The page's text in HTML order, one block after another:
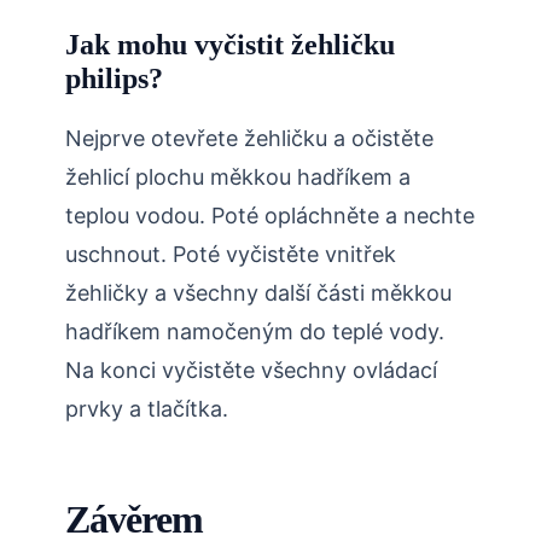
Jak mohu vyčistit žehličku
philips?
Nejprve otevřete žehličku a očistěte
žehlicí plochu měkkou hadříkem a
teplou vodou. Poté opláchněte a nechte
uschnout. Poté vyčistěte vnitřek
žehličky a všechny další části měkkou
hadříkem namočeným do teplé vody.
Na konci vyčistěte všechny ovládací
prvky a tlačítka.
Závěrem